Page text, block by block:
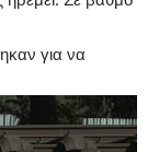
για να